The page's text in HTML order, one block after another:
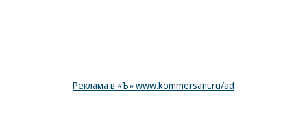
Реклама в «Ъ» www.kommersant.ru/ad